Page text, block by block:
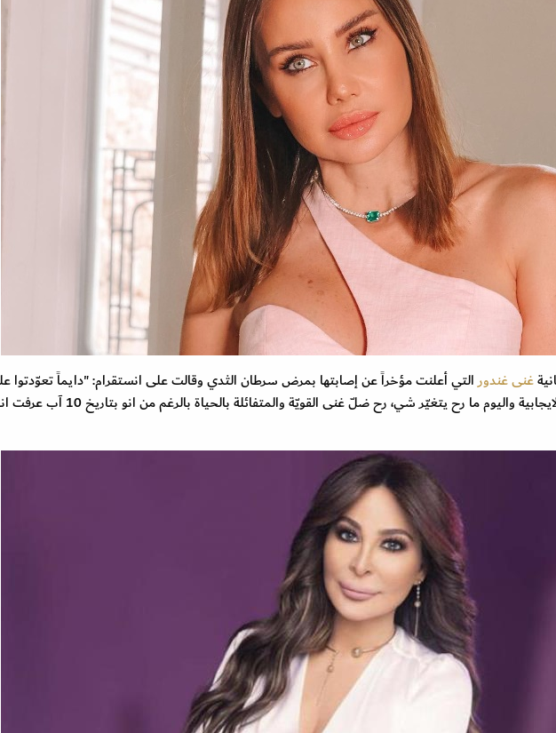
غنى غندورالتي أعلنت مؤخراً عن إصابتها بمرض سرطان الثدي وقالت على انستقرام: "دايماً تعوّدتوا
صوري انو تنشر الفرح والايجابية واليوم ما رح يتغيّر شي، رح ضلّ غنى القويّة